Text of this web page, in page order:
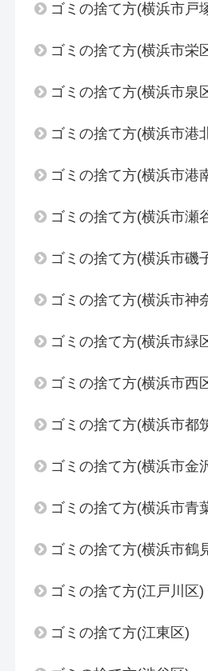
ゴミの捨て方(横浜市戸
ゴミの捨て方(横浜市栄
ゴミの捨て方(横浜市泉
ゴミの捨て方(横浜市港
ゴミの捨て方(横浜市港
ゴミの捨て方(横浜市瀬
ゴミの捨て方(横浜市磯
ゴミの捨て方(横浜市神
ゴミの捨て方(横浜市緑
ゴミの捨て方(横浜市西
ゴミの捨て方(横浜市都
ゴミの捨て方(横浜市金
ゴミの捨て方(横浜市青
ゴミの捨て方(横浜市鶴
ゴミの捨て方(江戸川区)
ゴミの捨て方(江東区)